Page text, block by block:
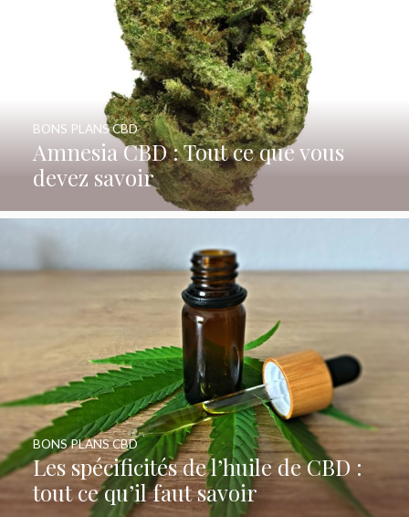
Amnesia CBD : Tout ce que vous
devez savoir
BONS PLANS CBD
Les spécificités de l’huile de CBD :
tout ce qu’il faut savoir
BONS PLANS CBD